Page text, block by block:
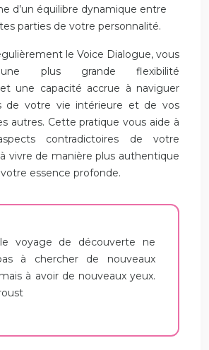
d’un équilibre dynamique entre
parties de votre personnalité.
le Voice Dialogue, vous
une plus grande flexibilité
une capacité accrue à naviguer
de votre vie intérieure et de vos
autres. Cette pratique vous aide à
contradictoires de votre
vivre de manière plus authentique
essence profonde.
voyage de découverte ne
à chercher de nouveaux
à avoir de nouveaux yeux.